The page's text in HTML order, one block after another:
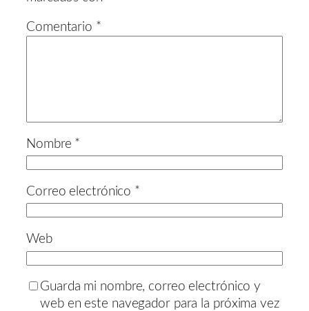
Comentario *
Nombre *
Correo electrónico *
Web
Guarda mi nombre, correo electrónico y
web en este navegador para la próxima vez